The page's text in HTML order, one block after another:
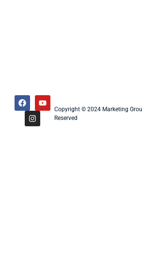
Copyright © 2024 Marketing
Reserved